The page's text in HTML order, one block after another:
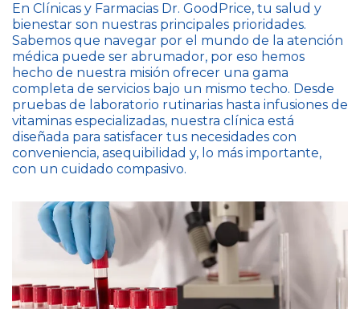
En Clínicas y Farmacias Dr. GoodPrice, tu salud y
bienestar son nuestras principales prioridades.
Sabemos que navegar por el mundo de la atención
médica puede ser abrumador, por eso hemos
hecho de nuestra misión ofrecer una gama
completa de servicios bajo un mismo techo. Desde
pruebas de laboratorio rutinarias hasta infusiones de
vitaminas especializadas, nuestra clínica está
diseñada para satisfacer tus necesidades con
conveniencia, asequibilidad y, lo más importante,
con un cuidado compasivo.